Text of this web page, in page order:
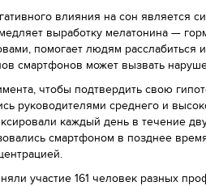
влияния на сон является
выработку мелатонина —
помогает людям расслабиться
смартфонов может вызвать
чтобы подтвердить свою
руководителями среднего и
каждый день в течение
смартфоном в позднее
участие 161 человек разных